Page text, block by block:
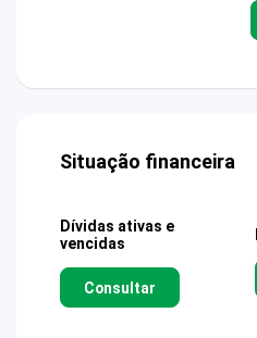
Situação financeira
Dívidas ativas e
vencidas
Consultar